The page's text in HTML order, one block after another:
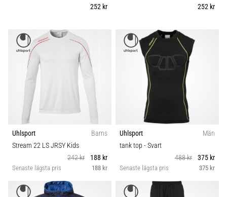
252 kr
252 kr
Uhlsport
Barns
Stream 22 LS JRSY Kids
242 kr
188 kr
Senaste lägsta pris 188 kr
Uhlsport
Män
tank top - Svart
488 kr
375 kr
Senaste lägsta pris 375 kr